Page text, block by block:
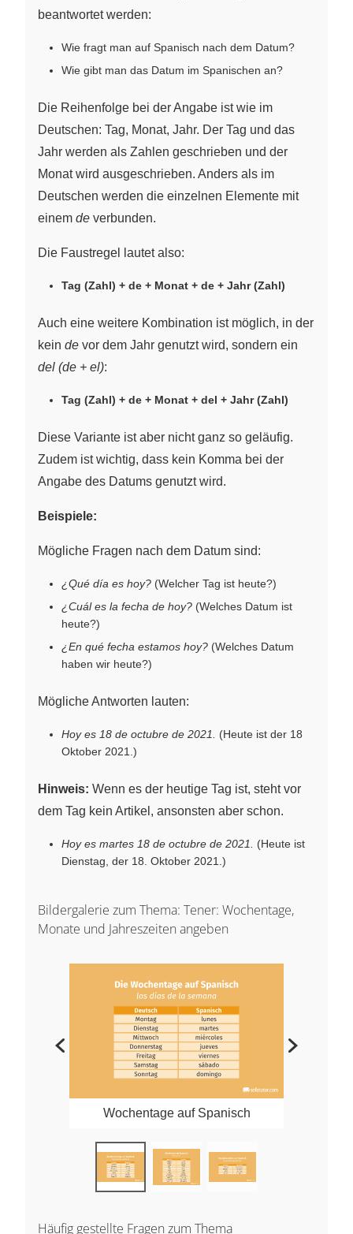
beantwortet werden:
Wie fragt man auf Spanisch nach dem Datum?
Wie gibt man das Datum im Spanischen an?
Die Reihenfolge bei der Angabe ist wie im
Deutschen: Tag, Monat, Jahr. Der Tag und das
Jahr werden als Zahlen geschrieben und der
Monat wird ausgeschrieben. Anders als im
Deutschen werden die einzelnen Elemente mit
einem de verbunden.
Die Faustregel lautet also:
Tag (Zahl) + de + Monat + de + Jahr (Zahl)
Auch eine weitere Kombination ist möglich, in der
kein de vor dem Jahr genutzt wird, sondern ein
del (de + el):
Tag (Zahl) + de + Monat + del + Jahr (Zahl)
Diese Variante ist aber nicht ganz so geläufig.
Zudem ist wichtig, dass kein Komma bei der
Angabe des Datums genutzt wird.
Beispiele:
Mögliche Fragen nach dem Datum sind:
¿Qué día es hoy? (Welcher Tag ist heute?)
¿Cuál es la fecha de hoy? (Welches Datum ist
heute?)
¿En qué fecha estamos hoy? (Welches Datum
haben wir heute?)
Mögliche Antworten lauten:
Hoy es 18 de octubre de 2021.
(Heute ist der 18
Oktober 2021.)
Hinweis: Wenn es der heutige Tag ist, steht vor
dem Tag kein Artikel, ansonsten aber schon.
Hoy es martes 18 de octubre de 2021.
(Heute ist
Dienstag, der 18. Oktober 2021.)
Bildergalerie zum Thema: Tener: Wochentage,
Monate und Jahreszeiten angeben
Wochentage auf Spanisch
Häufig gestellte Fragen zum Thema